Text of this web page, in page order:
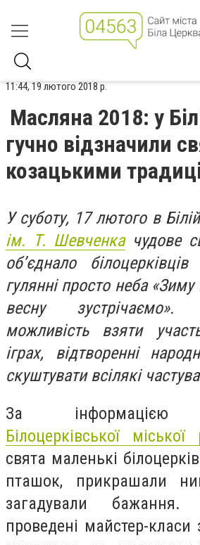
11:44, 19 лютого 2018 р.
Масляна 2018: у
гучно відзначили
козацькими
У суботу, 17 лютого в
ім. Т. Шевченкачудове
об’єднало
гулянні просто неба
весну
можливість взяти
іграх, відтворенні
скуштувати всілякі
За інформацією
Білоцерківської міської
свята маленькі
пташок, прикрашали
загадували
проведені майстер-класи